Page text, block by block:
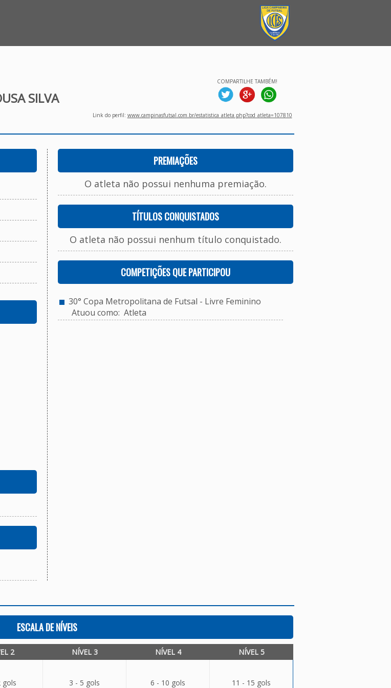
SILVA
COMPARTILHE TAMBÉM!
Link do perfil: www.campinasfutsal.com.br/estatistica_atleta.php?cod_atleta=107810
PREMIAÇÕES
O atleta não possui nenhuma premiação.
TÍTULOS CONQUISTADOS
O atleta não possui nenhum título conquistado.
COMPETIÇÕES QUE PARTICIPOU
30° Copa Metropolitana de Futsal - Livre Feminino
Atuou como: Atleta
ESCALA DE NÍVEIS
2 NÍVEL 3 NÍVEL 4 NÍVEL 5
gols 3 - 5 gols 6 - 10 gols 11 - 15 gols